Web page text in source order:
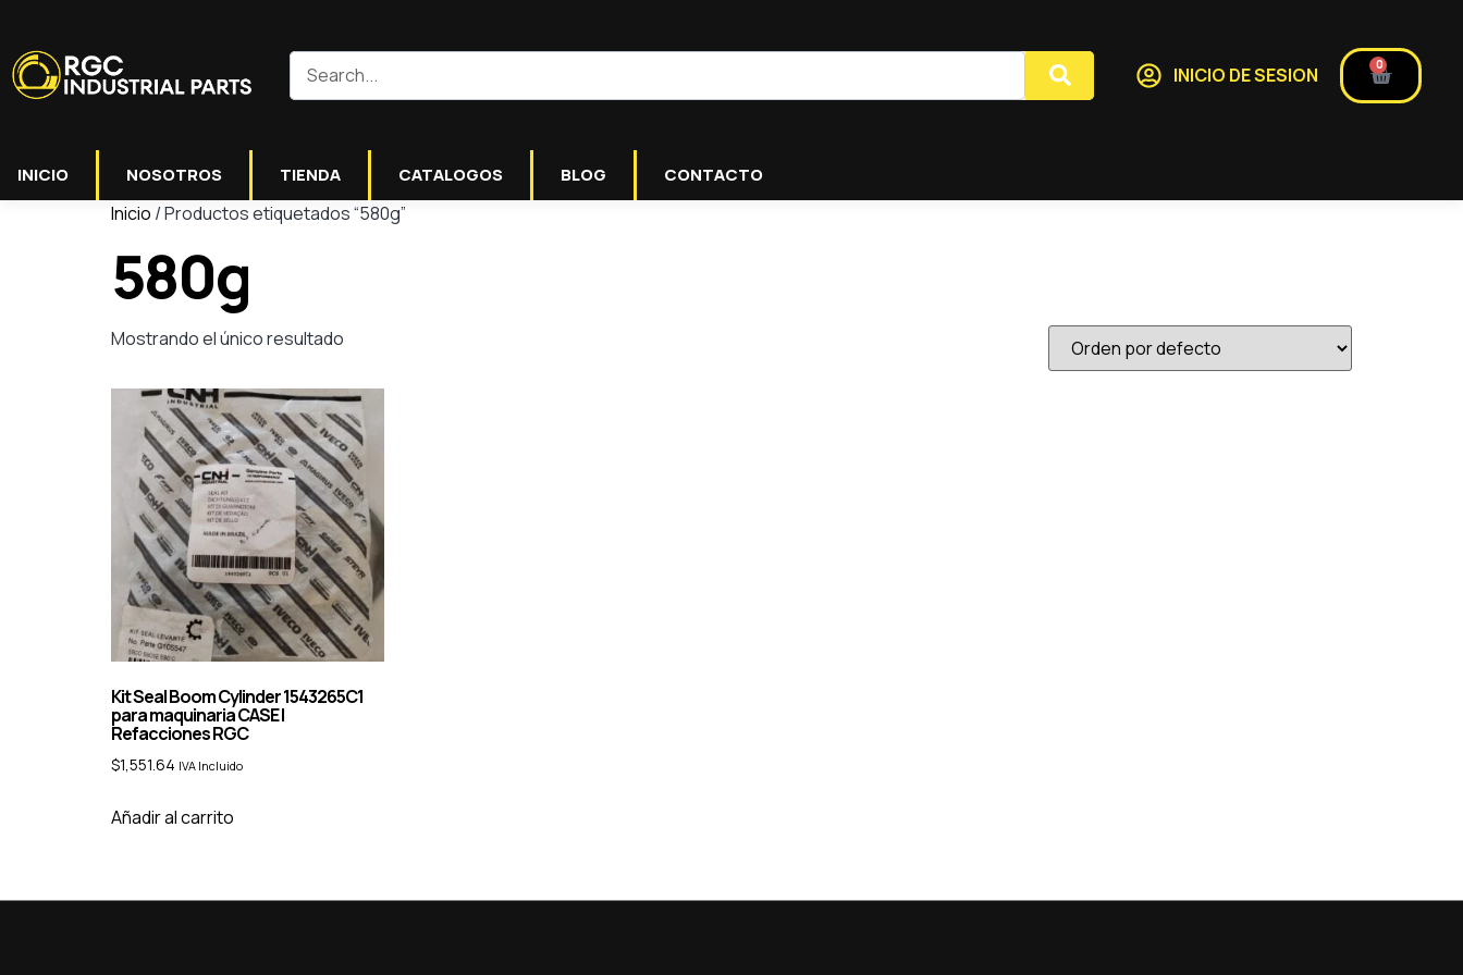
INICIO DE SESION 0
INICIO NOSOTROS TIENDA CATALOGOS BLOG CONTACTO
Inicio / Productos etiquetados “580g”
580g
Mostrando el único resultado
Kit Seal Boom Cylinder 1543265C1
para maquinaria CASE |
Refacciones RGC
$1,551.64 IVA Incluido
Añadir al carrito